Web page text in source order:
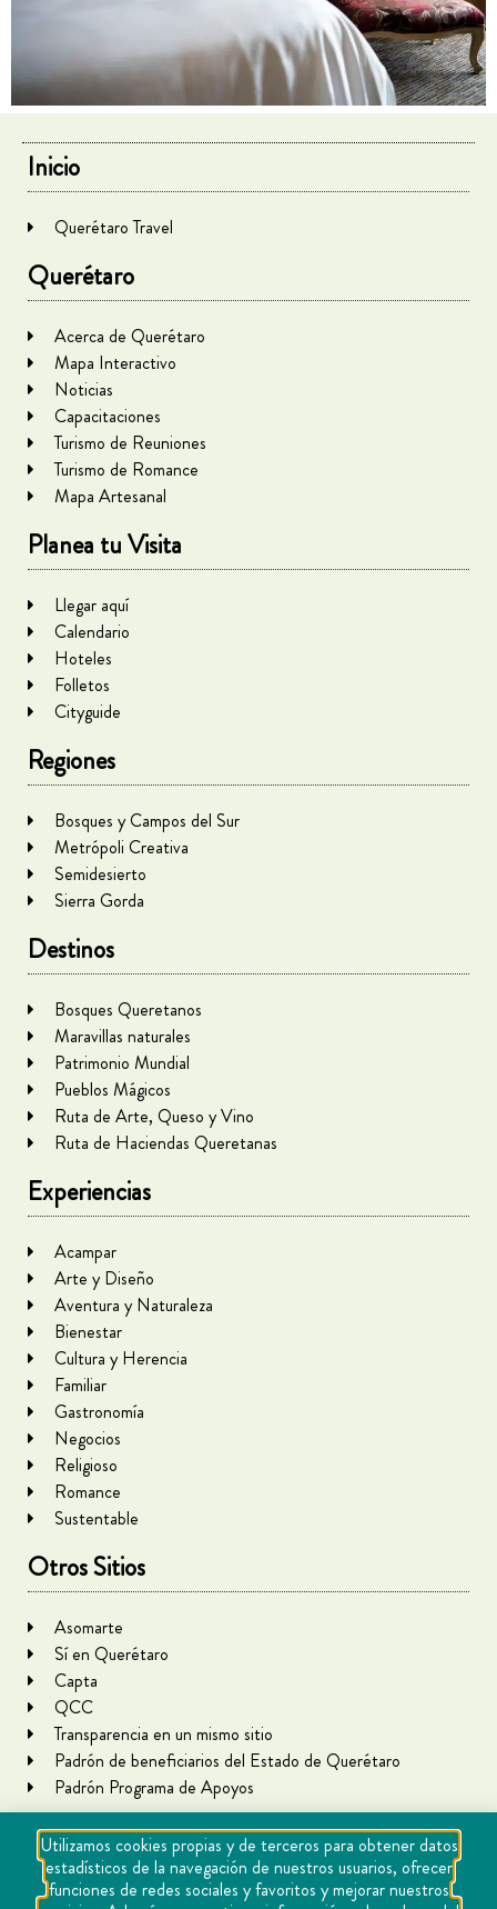
Inicio
Querétaro Travel
Querétaro
Acerca de Querétaro
Mapa Interactivo
Noticias
Capacitaciones
Turismo de Reuniones
Turismo de Romance
Mapa Artesanal
Planea tu Visita
Llegar aquí
Calendario
Hoteles
Folletos
Cityguide
Regiones
Bosques y Campos del Sur
Metrópoli Creativa
Semidesierto
Sierra Gorda
Destinos
Bosques Queretanos
Maravillas naturales
Patrimonio Mundial
Pueblos Mágicos
Ruta de Arte, Queso y Vino
Ruta de Haciendas Queretanas
Experiencias
Acampar
Arte y Diseño
Aventura y Naturaleza
Bienestar
Cultura y Herencia
Familiar
Gastronomía
Negocios
Religioso
Romance
Sustentable
Otros Sitios
Asomarte
Sí en Querétaro
Capta
QCC
Transparencia en un mismo sitio
Padrón de beneficiarios del Estado de Querétaro
Padrón Programa de Apoyos
Utilizamos cookies propias y de terceros para obtener datos
estadísticos de la navegación de nuestros usuarios, ofrecer
funciones de redes sociales y favoritos y mejorar nuestros